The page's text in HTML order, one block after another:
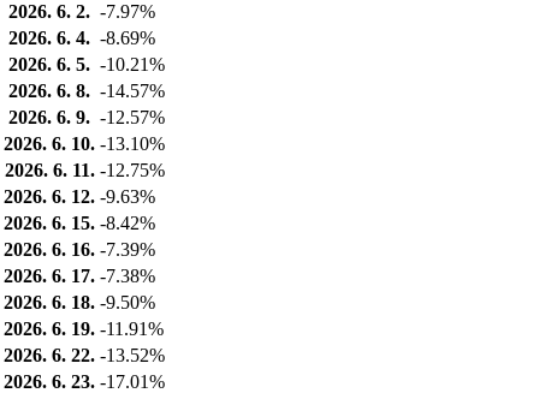
2026. 6. 2. -7.97%
2026. 6. 4. -8.69%
2026. 6. 5. -10.21%
2026. 6. 8. -14.57%
2026. 6. 9. -12.57%
2026. 6. 10. -13.10%
2026. 6. 11. -12.75%
2026. 6. 12. -9.63%
2026. 6. 15. -8.42%
2026. 6. 16. -7.39%
2026. 6. 17. -7.38%
2026. 6. 18. -9.50%
2026. 6. 19. -11.91%
2026. 6. 22. -13.52%
2026. 6. 23. -17.01%